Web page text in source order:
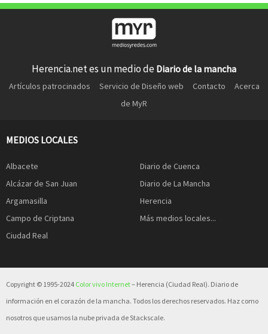
Herencia.net es un medio de Diario de la mancha
Artículos patrocinados Servicio de Diseño web Contacto
Acerca
de MyR
MEDIOS LOCALES
Albacete
Alcázar de San Juan
Argamasilla
Campo de Criptana
Ciudad Real
Diario de Cuenca
Diario de La Mancha
Herencia
Más medios locales...
Copyright © 1995-2024 Color vivo Internet– Herencia (Ciudad Real). Diario de
información en el corazón de la mancha. Todos los derechos reservados. Haz como
nosotros que usamos la nube privada de Stackscale.